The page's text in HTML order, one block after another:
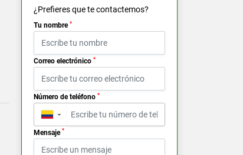
¿Prefieres que te contactemos?
Tu nombre *
Correo electrónico *
Número de teléfono *
▼
Mensaje *